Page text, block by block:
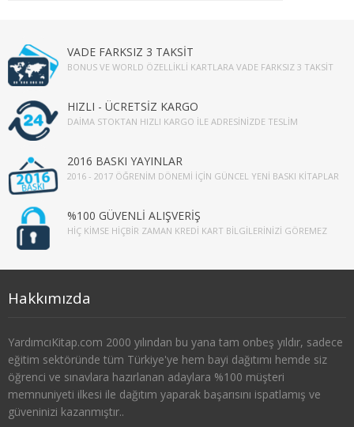
TÜRK DİLİ VE EDEBİYATI
1. SINIF 1. YARIYIL TÜRK DİLİ
1. SINIF 2. YARIYIL TÜRK DİLİ
2. SINIF 3. YARIYIL TÜRK DİLİ
2. SINIF 4. YARIYIL TÜRK DİLİ
3. SINIF 5. YARIYIL TÜRK DİLİ
4. SINIF 8. YARIYIL TÜRK DİLİ
SOSYOLOJİ
VADE FARKSIZ 3 TAKSİT
BONUS VE WORLD ÖZELLIKLI KARTLARA VADE FARKSIZ 3 TAKSIT
HIZLI - ÜCRETSİZ KARGO
DAIMA STOKTAN HIZLI KARGO İLE ADRESINIZDE TESLIM
2016 BASKI YAYINLAR
2016 - 2017 ÖĞRENIM DÖNEMI İÇIN GÜNCEL YENI BASKI KITAPLAR
%100 GÜVENLİ ALIŞVERİŞ
HIÇ KIMSE HIÇBIR ZAMAN KREDI KART BILGILERINIZI GÖREMEZ
Hakkımızda
YardımcıKitap.com 2000 yılından bu yana tam onbeş yıldır, sadece
eğitim sektöründe tüm Türkiye'ye hem bayi dağıtımı hemde siz
öğrenci ve sınavlara hazırlanan adaylara %100 müşteri
memnuniyeti ilkesi ile dağıtım yaparak başarısını ispatlamış ve
güveninizi kazanmıştır..